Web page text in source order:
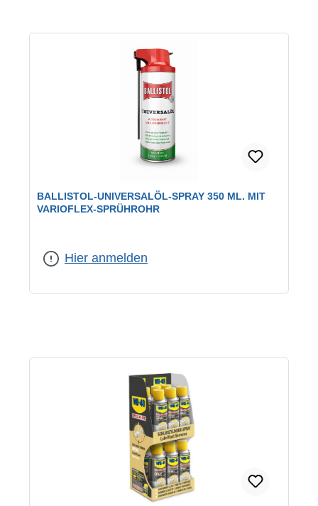
BALLISTOL-UNIVERSALÖL-SPRAY 350 ML. MIT
VARIOFLEX-SPRÜHROHR
Hier anmelden